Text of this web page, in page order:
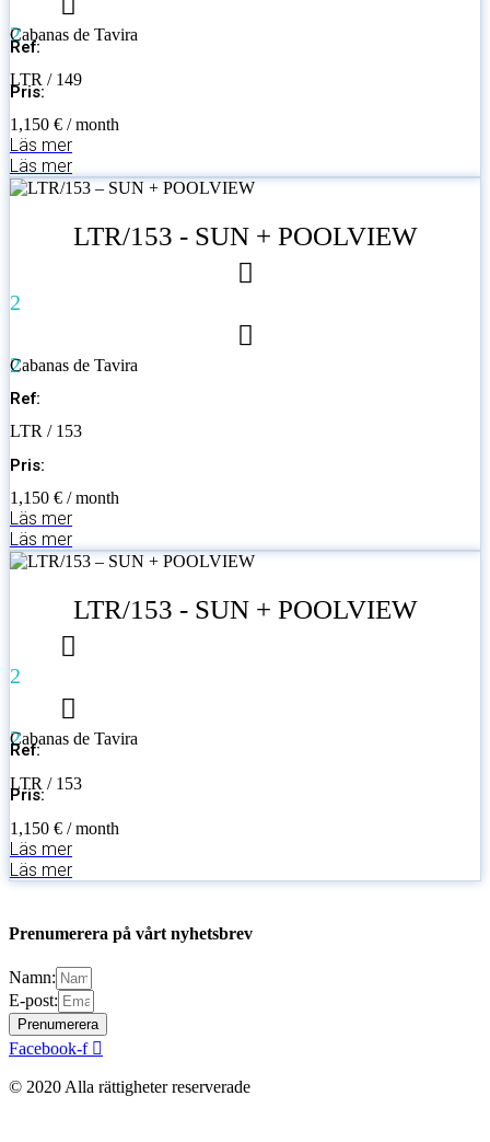
2
Cabanas de Tavira
Ref:
LTR / 149
Pris:
1,150 € / month
Läs mer
Läs mer
LTR/153 - SUN + POOLVIEW
2
2
Cabanas de Tavira
Ref:
LTR / 153
Pris:
1,150 € / month
Läs mer
Läs mer
LTR/153 - SUN + POOLVIEW
2
2
Cabanas de Tavira
Ref:
LTR / 153
Pris:
1,150 € / month
Läs mer
Läs mer
Prenumerera på vårt nyhetsbrev
Namn:
E-post:
Prenumerera
Facebook-f
© 2020 Alla rättigheter reserverade